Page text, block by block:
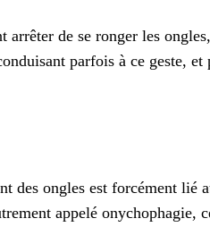
arrêter de se ronger les
parfois à ce geste,
des ongles est forcément lié
appelé onychophagie,